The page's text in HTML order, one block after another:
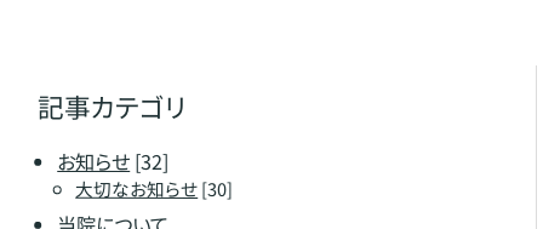
記事カテゴリ
お知らせ [32]
大切なお知らせ[30]